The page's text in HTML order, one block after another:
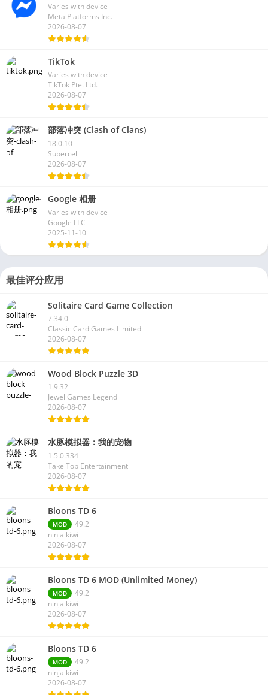
Varies with device
Meta Platforms Inc.
2026-08-07
TikTok
Varies with device
TikTok Pte. Ltd.
2026-08-07
部落冲突 (Clash of Clans)
18.0.10
Supercell
2026-08-07
Google 相册
Varies with device
Google LLC
2025-11-10
最佳评分应用
Solitaire Card Game Collection
7.34.0
Classic Card Games Limited
2026-08-07
Wood Block Puzzle 3D
1.9.32
Jewel Games Legend
2026-08-07
水豚模拟器：我的宠物
1.5.0.334
Take Top Entertainment
2026-08-07
Bloons TD 6
MOD
49.2
ninja kiwi
2026-08-07
Bloons TD 6 MOD (Unlimited Money)
MOD
49.2
ninja kiwi
2026-08-07
Bloons TD 6
MOD
49.2
ninja kiwi
2026-08-07